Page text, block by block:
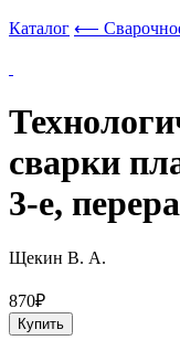
Каталог ⟵
сварки
3-е,
Щекин В. А.
870₽
Купить